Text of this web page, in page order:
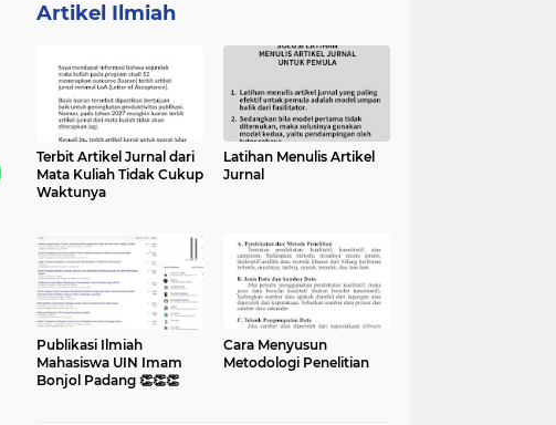
Artikel Ilmiah
Terbit Artikel Jurnal dari
Mata Kuliah Tidak Cukup
Waktunya
Latihan Menulis Artikel
Jurnal
Publikasi Ilmiah
Mahasiswa UIN Imam
Bonjol Padang 👏👏👏
Cara Menyusun
Metodologi Penelitian